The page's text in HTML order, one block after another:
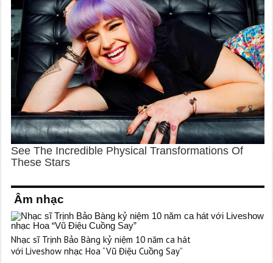
Âm nhạc
Nhạc sĩ Trịnh Bảo Bàng kỷ niệm 10 năm ca hát
với Liveshow nhạc Hoa “Vũ Điệu Cuồng Say”